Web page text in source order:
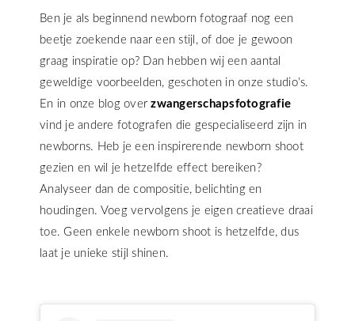
Ben je als beginnend newborn fotograaf nog een
beetje zoekende naar een stijl, of doe je gewoon
graag inspiratie op? Dan hebben wij een aantal
geweldige voorbeelden, geschoten in onze studio’s.
En in onze blog overzwangerschapsfotografie
vind je andere fotografen die gespecialiseerd zijn in
newborns. Heb je een inspirerende newborn shoot
gezien en wil je hetzelfde effect bereiken?
Analyseer dan de compositie, belichting en
houdingen. Voeg vervolgens je eigen creatieve draai
toe. Geen enkele newborn shoot is hetzelfde, dus
laat je unieke stijl shinen.